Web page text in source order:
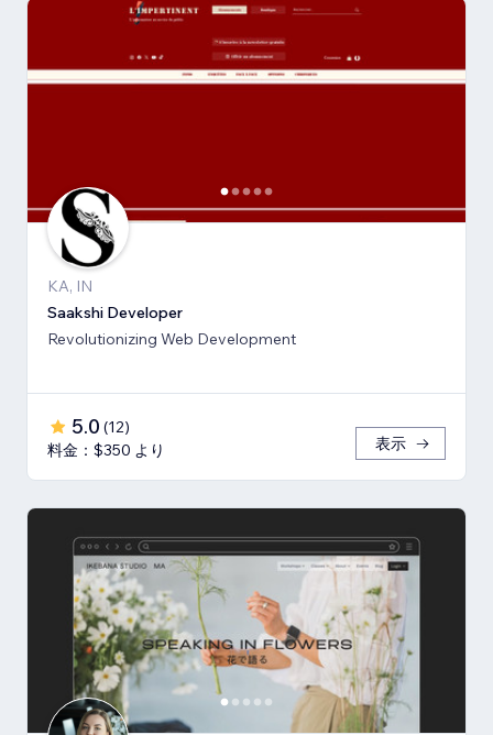
KA, IN
Saakshi Developer
Revolutionizing Web Development
5.0 (12)
料金：$350 より
表示